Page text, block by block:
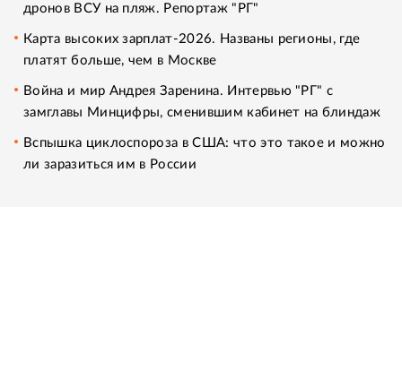
дронов ВСУ на пляж. Репортаж "РГ"
Карта высоких зарплат-2026. Названы регионы, где
платят больше, чем в Москве
Война и мир Андрея Заренина. Интервью "РГ" с
замглавы Минцифры, сменившим кабинет на блиндаж
Вспышка циклоспороза в США: что это такое и можно
ли заразиться им в России